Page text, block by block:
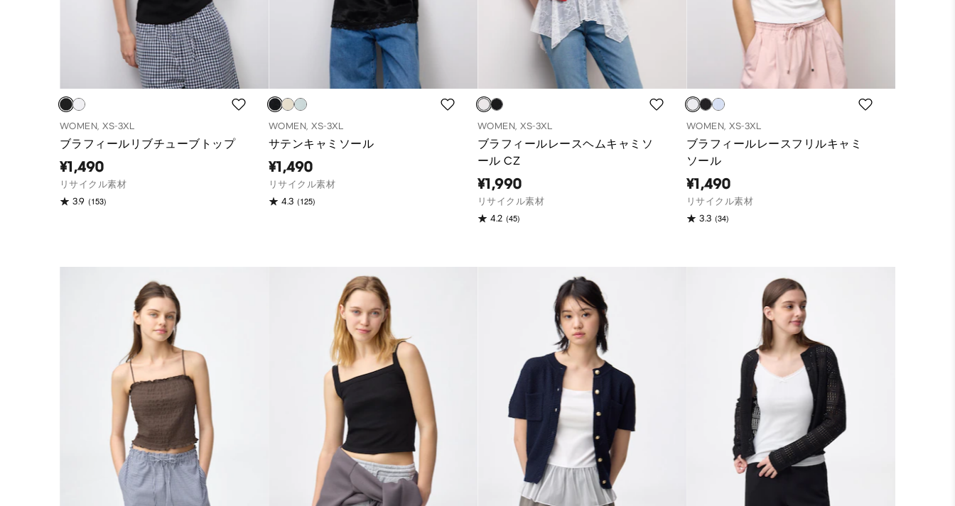
WOMEN, XS-3XL
ブラフィールリブチューブトップ
¥1,490
リサイクル素材
3.9 (153)
WOMEN, XS-3XL
サテンキャミソール
¥1,490
リサイクル素材
4.3 (125)
WOMEN, XS-3XL
ブラフィールレースヘムキャミソ
ール CZ
¥1,990
リサイクル素材
4.2 (45)
WOMEN, XS-3XL
ブラフィールレースフリルキャミ
ソール
¥1,490
リサイクル素材
3.3 (34)